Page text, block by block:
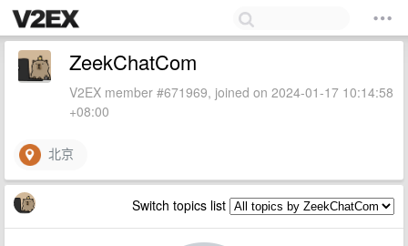
ZeekChatCom
V2EX member #671969, joined on 2024-01-17 10:14:58
+08:00
北京
Switch topics list